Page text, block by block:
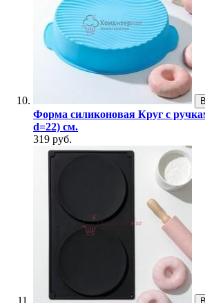
Форма силиконовая Круг с
d=22) см.
319 руб.